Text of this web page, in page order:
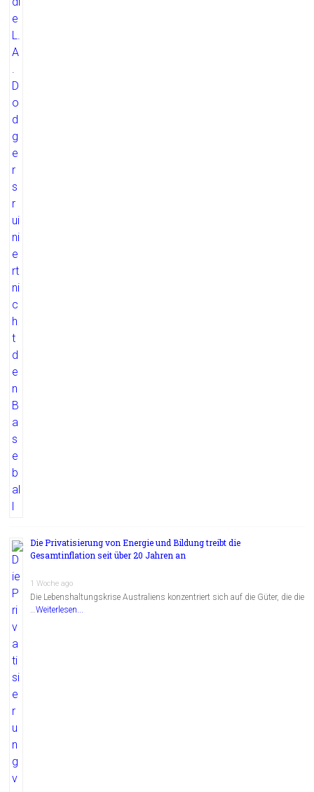
Die Privatisierung von Energie und Bildung treibt die
Gesamtinflation seit über 20 Jahren an
1 Woche ago
Die Lebenshaltungskrise Australiens konzentriert sich auf die Güter, die die
…Weiterlesen...